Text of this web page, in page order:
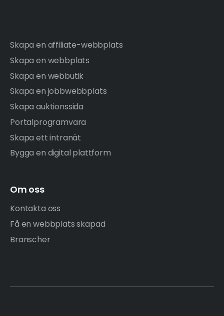
Skapa en affiliate-webbplats
Skapa en webbplats
Skapa en webbutik
Skapa en jobbwebbplats
Skapa auktionssida
Portalprogramvara
Skapa ett intranät
Bygga en digital plattform
Om oss
Kontakta oss
Få en webbplats skapad
Branscher